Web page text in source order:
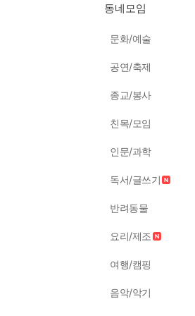
동네모임
문화/예술
공연/축제
종교/봉사
친목/모임
인문/과학
독서/글쓰기
반려동물
요리/제조
여행/캠핑
음악/악기